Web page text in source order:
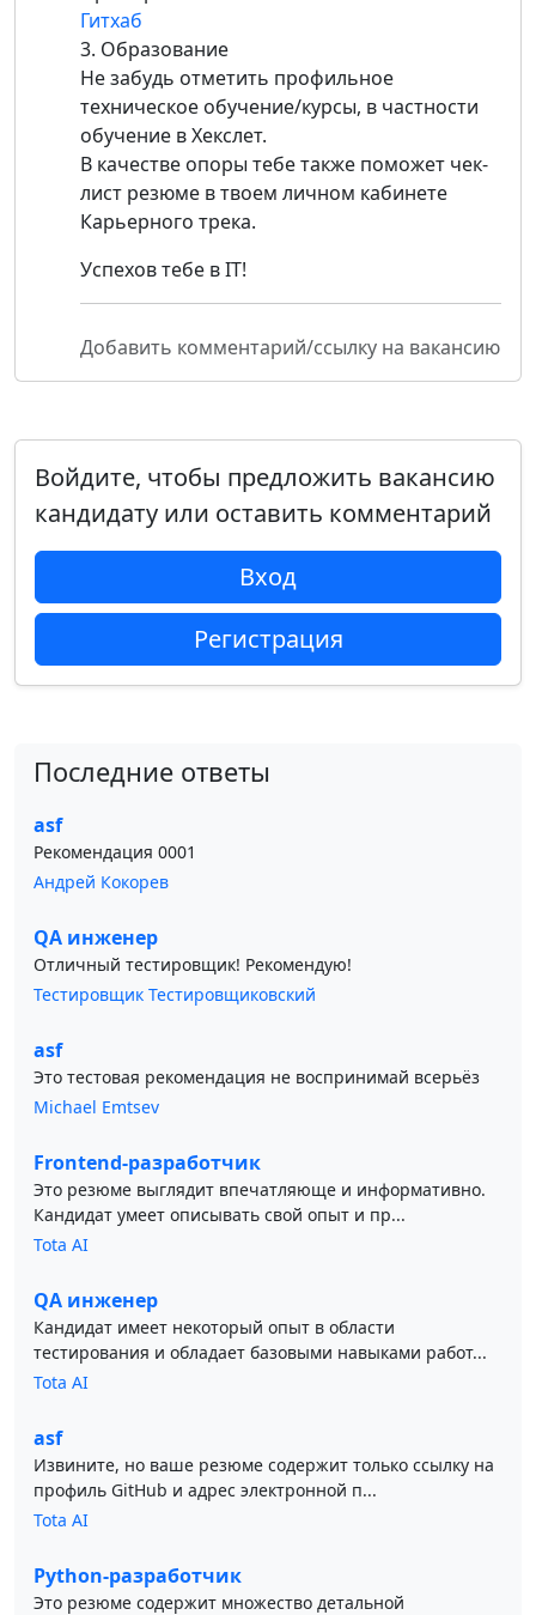
Гитхаб
3. Образование
Не забудь отметить профильное
техническое обучение/курсы, в частности
обучение в Хекслет.
В качестве опоры тебе также поможет чек-
лист резюме в твоем личном кабинете
Карьерного трека.
Успехов тебе в IT!
Добавить комментарий/ссылку на вакансию
Войдите, чтобы предложить вакансию
кандидату или оставить комментарий
Вход
Регистрация
Последние ответы
asf
Рекомендация 0001
Андрей Кокорев
QA инженер
Отличный тестировщик! Рекомендую!
Тестировщик Тестировщиковский
asf
Это тестовая рекомендация не воспринимай всерьёз
Michael Emtsev
Frontend-разработчик
Это резюме выглядит впечатляюще и информативно.
Кандидат умеет описывать свой опыт и пр...
Tota AI
QA инженер
Кандидат имеет некоторый опыт в области
тестирования и обладает базовыми навыками работ...
Tota AI
asf
Извините, но ваше резюме содержит только ссылку на
профиль GitHub и адрес электронной п...
Tota AI
Python-разработчик
Это резюме содержит множество детальной